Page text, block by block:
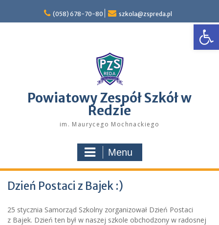
content
(058) 678-70-80 szkola@zspreda.pl
Powiatowy Zespół Szkół w
Redzie
im. Maurycego Mochnackiego
Menu
Dzień Postaci z Bajek :)
25 stycznia Samorząd Szkolny zorganizował Dzień Postaci
z Bajek. Dzień ten był w naszej szkole obchodzony w radosnej